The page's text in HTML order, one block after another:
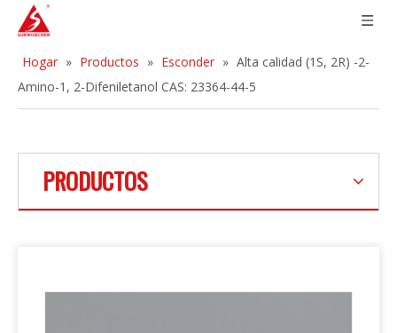
Hogar » Productos » Esconder » Alta calidad (1S, 2R) -2-
Amino-1, 2-Difeniletanol CAS: 23364-44-5
PRODUCTOS